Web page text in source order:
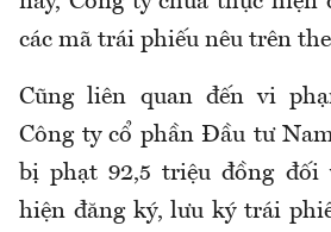
các mã trái phiếu nêu trên
Cũng liên quan đến vi
Công ty cổ phần Đầu tư
bị phạt 92,5 triệu đồng
hiện đăng ký, lưu ký trái